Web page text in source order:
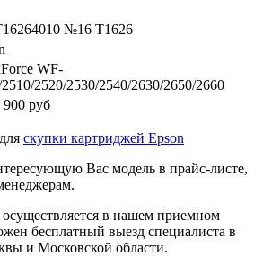
№16 T1626
WF-
2520/2530/2540/2630/2650/2660
900 руб
скупки картриджей Epson
Вас модель в прайс-листе,
в нашем приемном
бесплатный выезд специалиста в
и Московской области.